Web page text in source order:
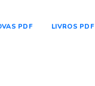
PDF LIVROS PDF